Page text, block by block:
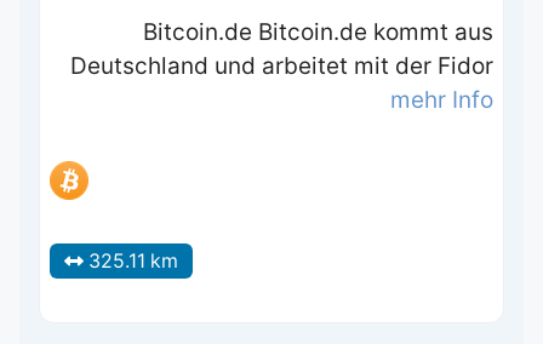
Bitcoin.de Bitcoin.de kommt aus
Deutschland und arbeitet mit der Fidor
mehr Info
325.11 km